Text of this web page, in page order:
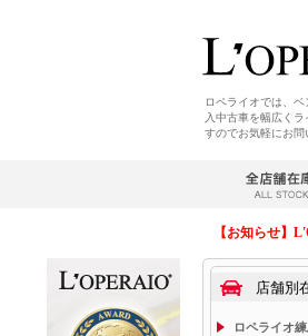
ロペライオでは、
入中古車を幅広く
すのでお気軽にお
【お知らせ】
店舗別
ロペライオ